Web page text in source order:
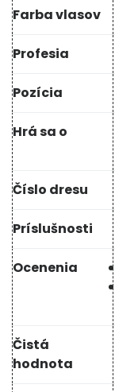
Farba vlasov
Profesia
Pozícia
Hrá sa o
Číslo dresu
Príslušnosti
Ocenenia
Čistá
hodnota